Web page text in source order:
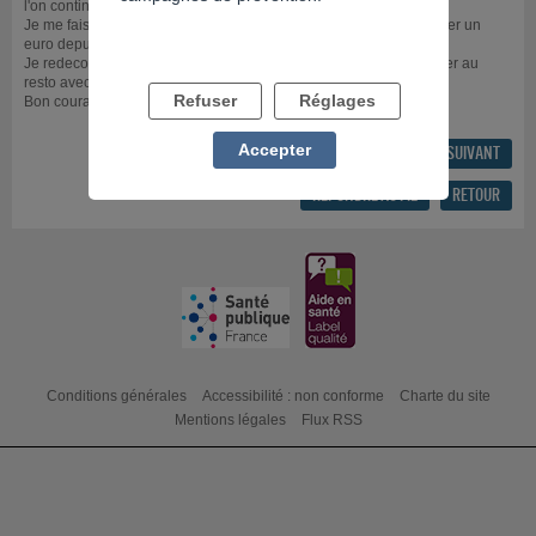
l'on continue à jouer
Je me fais aider dans un centre d'addictologie et je n'ai plus rejouer un
euro depuis un mois
Je redecouvre mes amis, le plaisir de me promener, je vais manger au
resto avec mon fils, Je revis !!!
Bon courage à tous, et aux entourages !!!!
FIL PRÉCÉDENT FIL SUIVANT
RETOUR
Conditions générales Accessibilité : non conforme
Charte du site
Mentions légales
Flux RSS
Refuser Réglages
Accepter